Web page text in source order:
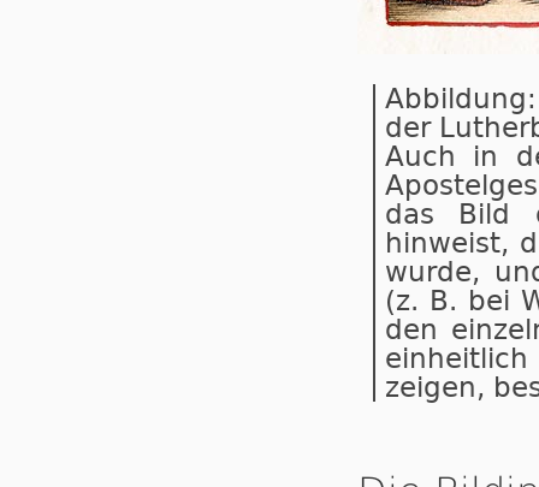
der
Auch in
das Bild
hinweist,
wurde,
(z. B. bei
den
einheitlich
zeigen,